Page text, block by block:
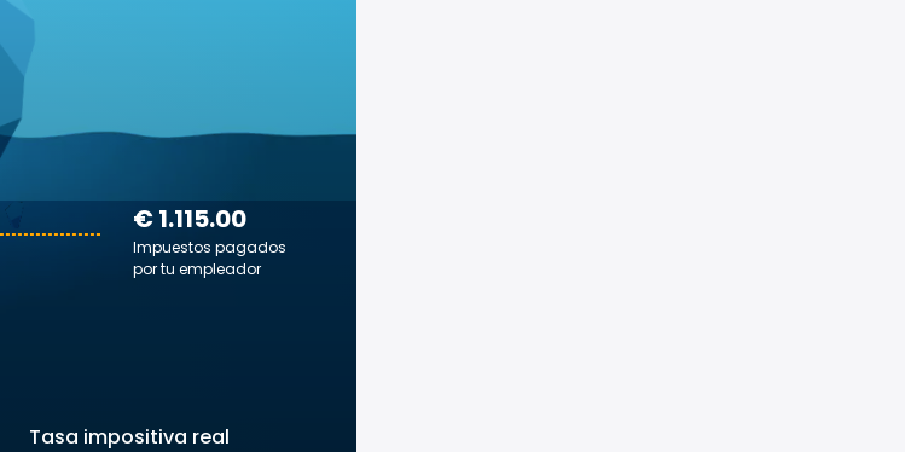
€ 1.115.00
Impuestos pagados
por tu empleador
Tasa impositiva real